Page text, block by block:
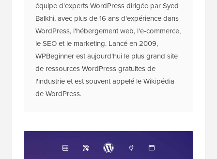
équipe d'experts WordPress dirigée par Syed
Balkhi, avec plus de 16 ans d'expérience dans
WordPress, l'hébergement web, l'e-commerce,
le SEO et le marketing. Lancé en 2009,
WPBeginner est aujourd'hui le plus grand site
de ressources WordPress gratuites de
l'industrie et est souvent appelé le Wikipédia
de WordPress.